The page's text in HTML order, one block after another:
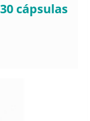
cápsulas